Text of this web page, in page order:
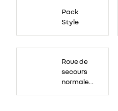
Pack
Style
Roue de
secours
normale